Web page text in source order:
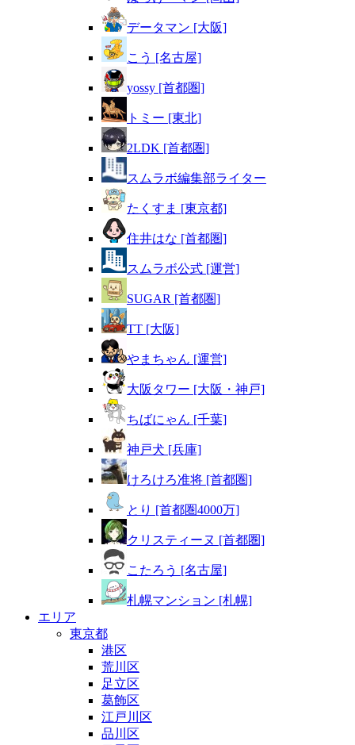
データマン [大阪]
こう [名古屋]
yossy [首都圏]
トミー [東北]
2LDK [首都圏]
スムラボ編集部ライター
たくすま [東京都]
住井はな [首都圏]
スムラボ公式 [運営]
SUGAR [首都圏]
TT [大阪]
やまちゃん [運営]
大阪タワー [大阪・神戸]
ちばにゃん [千葉]
神戸犬 [兵庫]
けろけろ准将 [首都圏]
とり [首都圏4000万]
クリスティーヌ [首都圏]
こたろう [名古屋]
札幌マンション [札幌]
エリア
東京都
港区
荒川区
足立区
葛飾区
江戸川区
品川区